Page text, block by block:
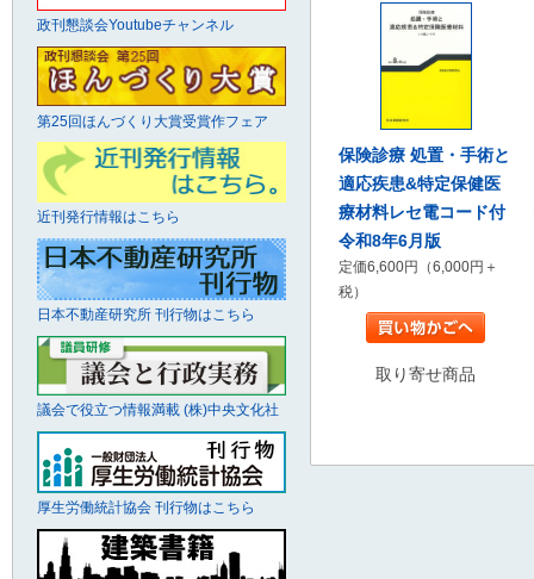
保険診療 処置・手術と
適応疾患&特定保健医
療材料レセ電コード付
令和8年6月版
定価6,600円（6,000円＋
税）
取り寄せ商品
政刊懇談会Youtubeチャンネル
第25回ほんづくり大賞受賞作フェア
近刊発行情報はこちら
日本不動産研究所 刊行物はこちら
議会で役立つ情報満載 (株)中央文化社
厚生労働統計協会 刊行物はこちら